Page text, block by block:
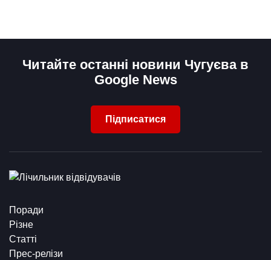
Читайте останні новини Чугуєва в
Google News
Підписатися
Поради
Різне
Статті
Прес-релізи